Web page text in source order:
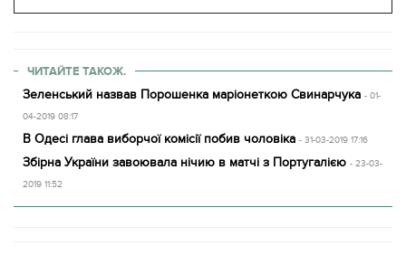
ЧИТАЙТЕ ТАКОЖ.
Зеленський назвав Порошенка маріонеткою Свинарчука - 01-
04-2019 08:17
В Одесі глава виборчої комісії побив чоловіка - 31-03-2019 17:16
Збірна України завоювала нічию в матчі з Португалією - 23-03-
2019 11:52